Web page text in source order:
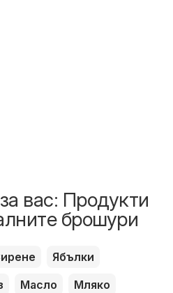
вас: Продукти
брошури
Ябълки
Масло
Мляко